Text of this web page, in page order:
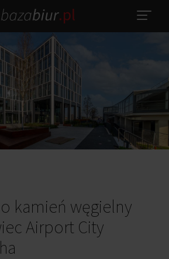
kamień węgielny
Airport City